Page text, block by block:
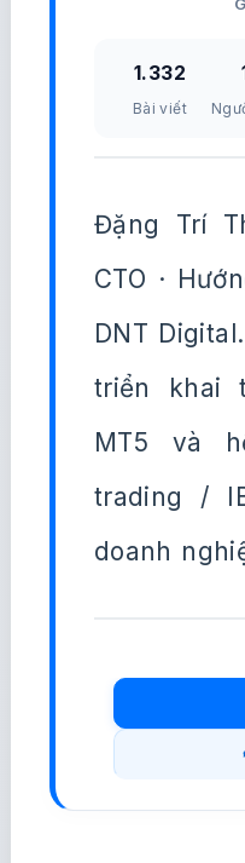
1.332
Bài viết
Đặng Trí
CTO ·
DNT
triển khai
MT5 và
trading /
doanh